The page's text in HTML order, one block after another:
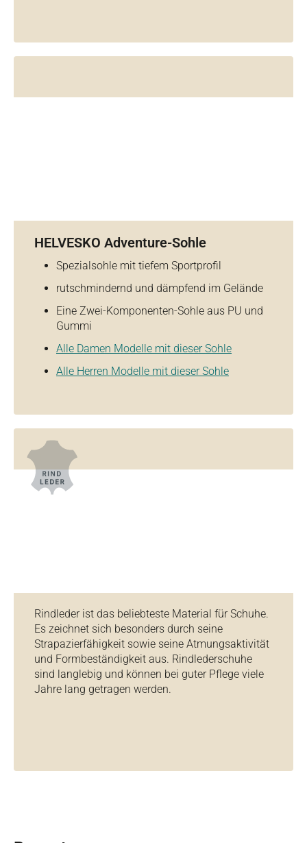
HELVESKO Adventure-Sohle
Spezialsohle mit tiefem Sportprofil
rutschmindernd und dämpfend im Gelände
Eine Zwei-Komponenten-Sohle aus PU und
Gummi
Alle Damen Modelle mit dieser Sohle
Alle Herren Modelle mit dieser Sohle
Rindleder ist das beliebteste Material für Schuhe.
Es zeichnet sich besonders durch seine
Strapazierfähigkeit sowie seine Atmungsaktivität
und Formbeständigkeit aus. Rindlederschuhe
sind langlebig und können bei guter Pflege viele
Jahre lang getragen werden.